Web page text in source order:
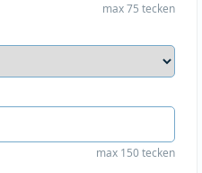
max 75 tecken
max 150 tecken